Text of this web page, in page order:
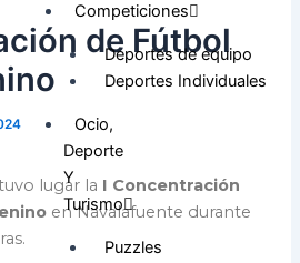
Competiciones
Deportes de equipo
Deportes Individuales
Ocio,
Deporte
Y
Turismo
Puzzles
de Fútbol
lugar la I Concentración
en Navalafuente durante